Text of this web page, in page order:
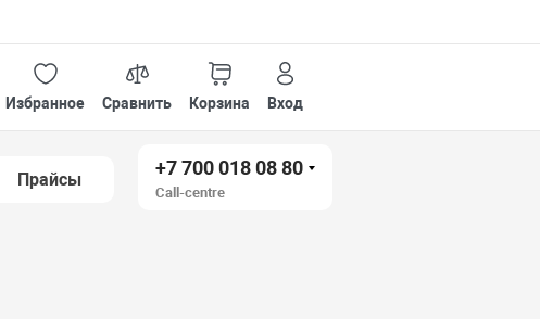
Избранное
Сравнить Корзина Вход
Прайсы
+7 700 018 08 80
Call-centre